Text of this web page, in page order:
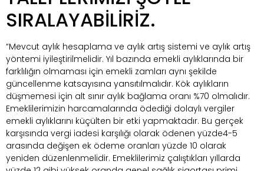
SIRALAYABİLİRİZ.
“Mevcut aylık hesaplama ve aylık artış sistemi ve aylık artış
yöntemi iyileştirilmelidir. Yıl bazında emekli aylıklarında bir
farklılığın olmaması için emekli zamları aynı şekilde
güncellenme katsayısına yansıtılmalıdır. Kök aylıkların
düşmemesi için alt sınır aylık bağlama oranı %70 olmalıdır.
Emeklilerimizin harcamalarında ödediği dolaylı vergiler
emekli aylıklarını küçülten bir etki yapmaktadır. Bu gerçek
karşısında vergi iadesi karşılığı olarak ödenen yüzde4-5
arasında değişen ek ödeme oranları yüzde 10 olarak
yeniden düzenlenmelidir. Emeklilerimiz çalıştıkları yıllarda